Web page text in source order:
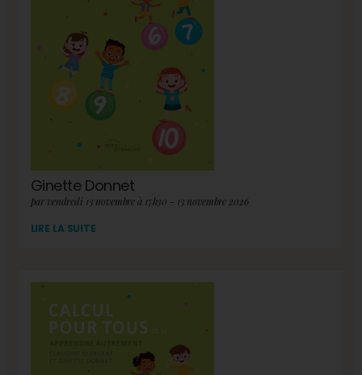
Ginette Donnet
par vendredi 13 novembre à 17h30 - 13 novembre 2026
LIRE LA SUITE